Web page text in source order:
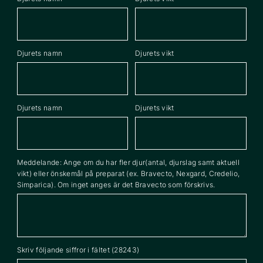
Djurets namn Djurets vikt
Djurets namn Djurets vikt
Meddelande: Ange om du har fler djur(antal, djurslag samt aktuell
vikt) eller önskemål på preparat (ex. Bravecto, Nexgard, Credelio,
Simparica). Om inget anges är det Bravecto som förskrivs.
Skriv följande siffror i fältet (28243)